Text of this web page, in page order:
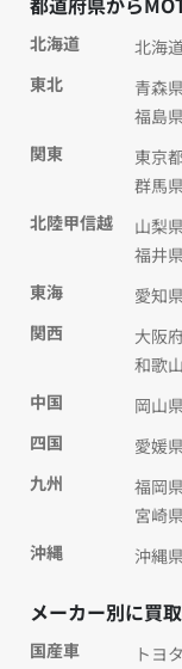
北海道
北海
東北
青森
福島
関東
東京
群馬
北陸甲信越
山梨
福井
東海
愛知
関西
大阪
和歌
中国
岡山
四国
愛媛
九州
福岡
宮崎
沖縄
沖縄
メーカー別に買
国産車 トヨタ